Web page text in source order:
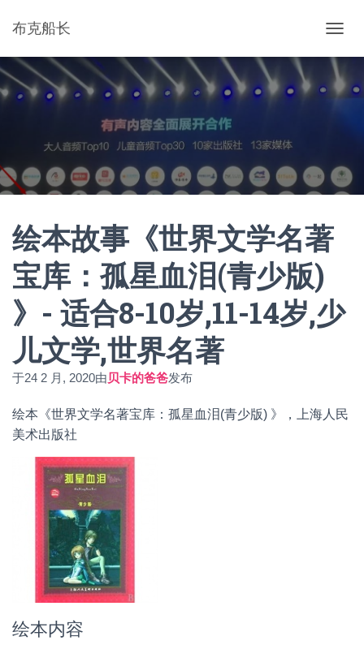
布克船长
换
导
航
绘本故事《世界文学名著
宝库：孤星血泪(青少版)
》- 适合8-10岁,11-14岁,少
儿文学,世界名著
于24 2 月, 2020由贝卡的爸爸发布
绘本《世界文学名著宝库：孤星血泪(青少版) 》，上海人民
美术出版社
绘本内容